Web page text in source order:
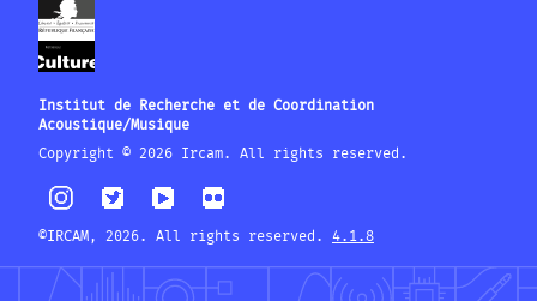
Institut de Recherche et de Coordination
Acoustique/Musique
Copyright © 2026 Ircam. All rights reserved.
©IRCAM, 2026. All rights reserved. 4.1.8